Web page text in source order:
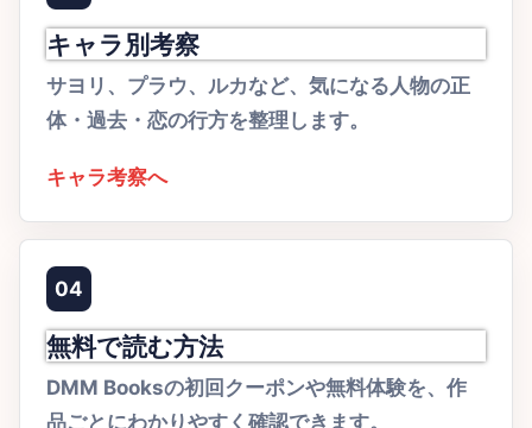
キャラ別考察
サヨリ、プラウ、ルカなど、気になる人物の正
体・過去・恋の行方を整理します。
キャラ考察へ
04
無料で読む方法
DMM Booksの初回クーポンや無料体験を、作
品ごとにわかりやすく確認できます。